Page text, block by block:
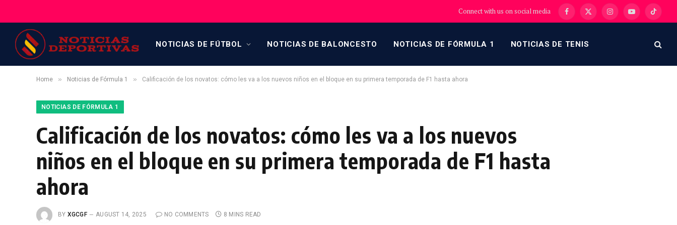
Connect with us on social media Facebook
X
InstagramYouTubeTikTok
NOTICIAS DE FÚTBOL NOTICIAS DE BALONCESTO NOTICIAS DE FÓRMULA 1 NOTICIAS DE TENIS
Home » Noticias de Fórmula 1 » Calificación de los novatos: cómo les va a los nuevos niños en el bloque en su primera temporada de F1 hasta ahora
NOTICIAS DE FÓRMULA 1
Calificación de los novatos: cómo les va a los nuevos
niños en el bloque en su primera temporada de F1 hasta
ahora
BY XGCGF AUGUST 14, 2025 NO COMMENTS 8 MINS READ